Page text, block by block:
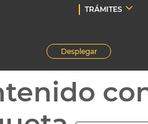
TRÁMITES
Desplegar